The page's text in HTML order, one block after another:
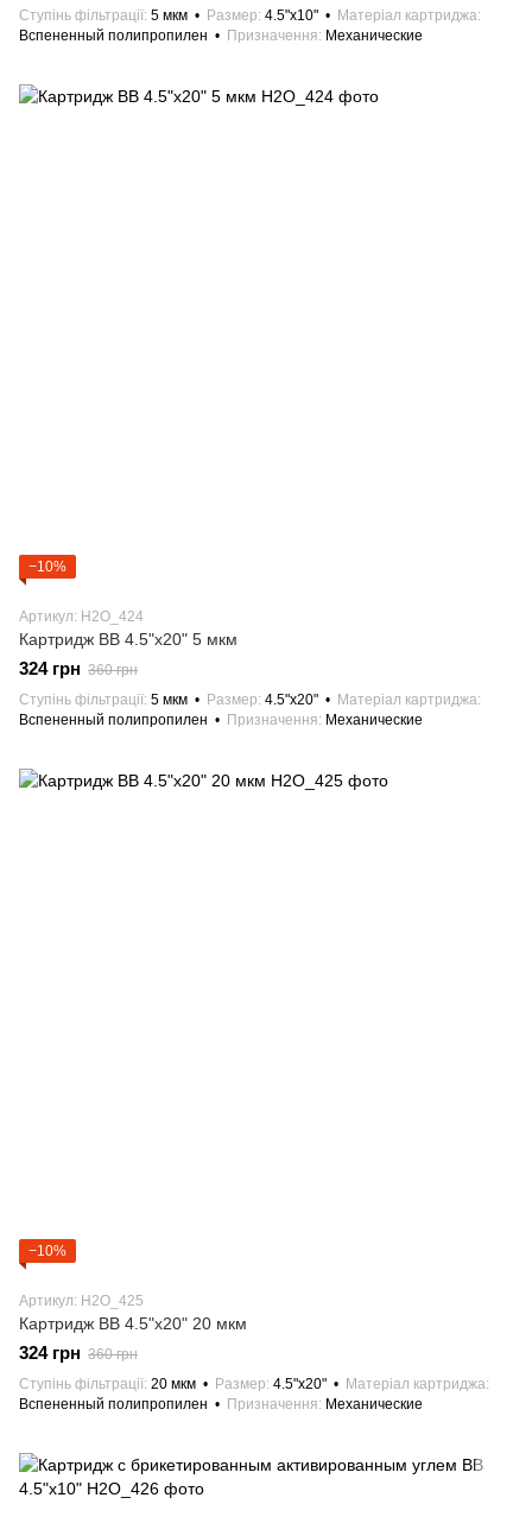
Ступінь фільтрації 5 мкм Размер 4.5"х10"
Матеріал картриджа
Вспененный полипропилен
Призначення Механические
−10%
Артикул: H2О_424
Картридж BB 4.5"х20" 5 мкм
324 грн 360 грн
Ступінь фільтрації 5 мкм Размер 4.5"х20"
Матеріал картриджа
Вспененный полипропилен
Призначення Механические
−10%
Артикул: H2О_425
Картридж BB 4.5"х20" 20 мкм
324 грн 360 грн
Ступінь фільтрації 20 мкм Размер 4.5"х20"
Матеріал картриджа
Вспененный полипропилен
Призначення Механические